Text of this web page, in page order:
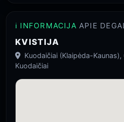
ℹ️ INFORMACIJA APIE
KVISTIJA
Kuodaičiai (Klaipėda-
Kuodaičiai